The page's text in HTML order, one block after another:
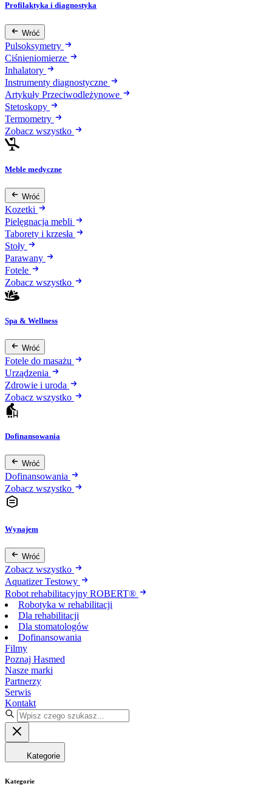
Profilaktyka i diagnostyka
Wróć
Pulsoksymetry
Ciśnieniomierze
Inhalatory
Instrumenty diagnostyczne
Artykuły Przeciwodleżynowe
Stetoskopy
Termometry
Zobacz wszystko
Meble medyczne
Wróć
Kozetki
Pielęgnacja mebli
Taborety i krzesła
Stoły
Parawany
Fotele
Zobacz wszystko
Spa & Wellness
Wróć
Fotele do masażu
Urządzenia
Zdrowie i uroda
Zobacz wszystko
Dofinansowania
Wróć
Dofinansowania
Zobacz wszystko
Wynajem
Wróć
Zobacz wszystko
Aquatizer Testowy
Robot rehabilitacyjny ROBERT®
Robotyka w rehabilitacji
Dla rehabilitacji
Dla stomatologów
Dofinansowania
Filmy
Poznaj Hasmed
Nasze marki
Partnerzy
Serwis
Kontakt
Kategorie
Kategorie